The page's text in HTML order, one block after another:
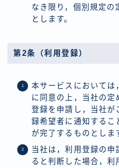
なき限り，個別規定の
とします。
第2条（利用登録）
本サービスにおいては
に同意の上，当社の定
登録を申請し，当社が
録希望者に通知するこ
が完了するものとしま
当社は，利用登録の申
ると判断した場合，利